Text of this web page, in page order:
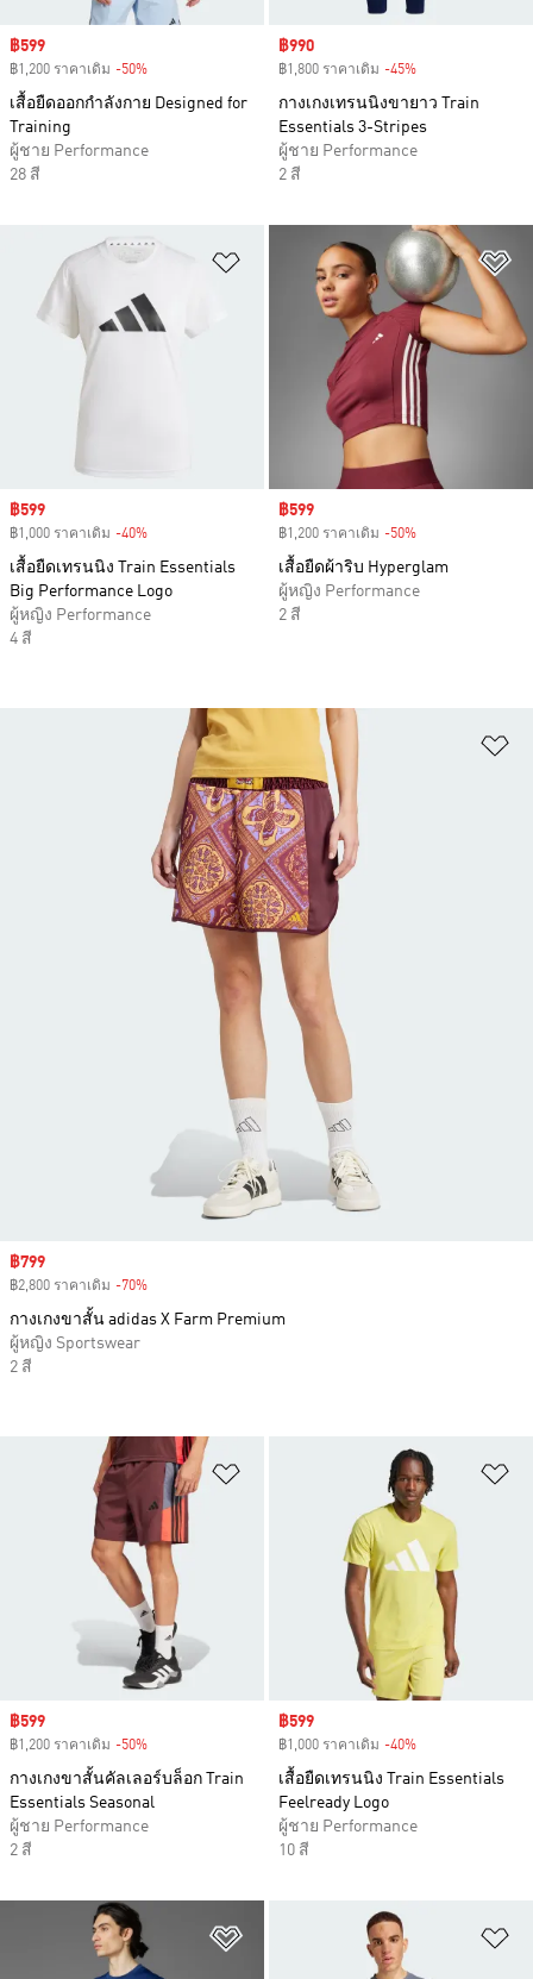
Sale price
฿599
฿1,200 ราคาเดิม -50%
เสื้อยืดออกกำลังกาย Designed for
Training
ผู้ชาย Performance
28 สี
Sale price
฿990
฿1,800 ราคาเดิม -45%
กางเกงเทรนนิงขายาว Train
Essentials 3-Stripes
ผู้ชาย Performance
2 สี
เพิ่มไปยังรายการสินค้าโปรด
Sale price
฿599
฿1,000 ราคาเดิม -40%
เสื้อยืดเทรนนิง Train Essentials
Big Performance Logo
ผู้หญิง Performance
4 สี
Sale price
฿599
฿1,200 ราคาเดิม -50%
เสื้อยืดผ้าริบ Hyperglam
ผู้หญิง Performance
2 สี
เพิ่มไปยังรายการสินค้าโปรด
Sale price
฿599
฿1,200 ราคาเดิม -50%
กางเกงขาสั้นคัลเลอร์บล็อก Train
Essentials Seasonal
ผู้ชาย Performance
2 สี
Sale price
฿599
฿1,000 ราคาเดิม -40%
เสื้อยืดเทรนนิง Train Essentials
Feelready Logo
ผู้ชาย Performance
10 สี
เพิ่มไปยังรายการสินค้าโปรด
Sale price
฿799
฿2,800 ราคาเดิม -70%
กางเกงขาสั้น adidas X Farm Premium
ผู้หญิง Sportswear
2 สี